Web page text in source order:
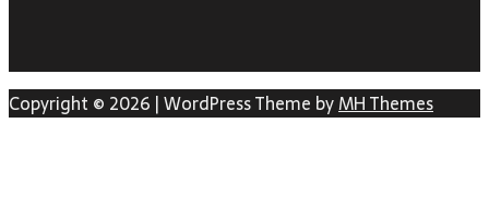
Copyright © 2026 | WordPress Theme byMH Themes